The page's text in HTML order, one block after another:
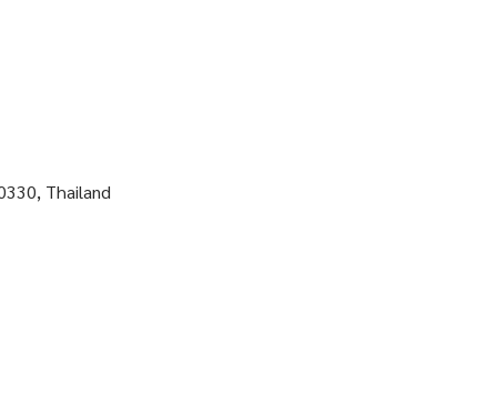
Thailand